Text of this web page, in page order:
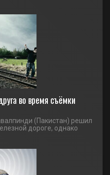
во время съёмки
(Пакистан) решил
дороге, однако